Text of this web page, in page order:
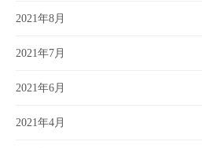
2021年8月
2021年7月
2021年6月
2021年4月